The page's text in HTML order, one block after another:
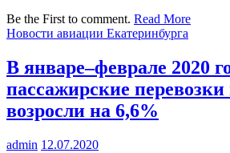
Be the First to comment. Read More
Новости авиации Екатеринбурга
В январе–феврале 2020
пассажирские перевозки
возросли на 6,6%
admin 12.07.2020